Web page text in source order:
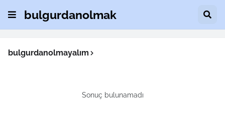
bulgurdanolmak
bulgurdanolmayalım
Sonuç bulunamadı